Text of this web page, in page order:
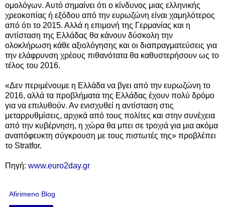
ομολόγων. Αυτό σημαίνει ότι ο κίνδυνος μιας ελληνικής
χρεοκοπίας ή εξόδου από την ευρωζώνη είναι χαμηλότερος
από ότι το 2015. Αλλά η επιμονή της Γερμανίας και η
αντίσταση της Ελλάδας θα κάνουν δύσκολη την
ολοκλήρωση κάθε αξιολόγησης και οι διαπραγματεύσεις για
την ελάφρυνση χρέους πιθανότατα θα καθυστερήσουν ως το
τέλος του 2016.
«Δεν περιμένουμε η Ελλάδα να βγει από την ευρωζώνη το
2016, αλλά τα προβλήματα της Ελλάδας έχουν πολύ δρόμο
για να επιλυθούν. Αν ενισχυθεί η αντίσταση στις
μεταρρυθμίσεις, αρχικά από τους πολίτες και στην συνέχεια
από την κυβέρνηση, η χώρα θα μπει σε τροχιά για μια ακόμα
αναπόφευκτη σύγκρουση με τους πιστωτές της» προβλέπει
το Stratfor.
Πηγή: www.euro2day.gr
Afirimeno Blog